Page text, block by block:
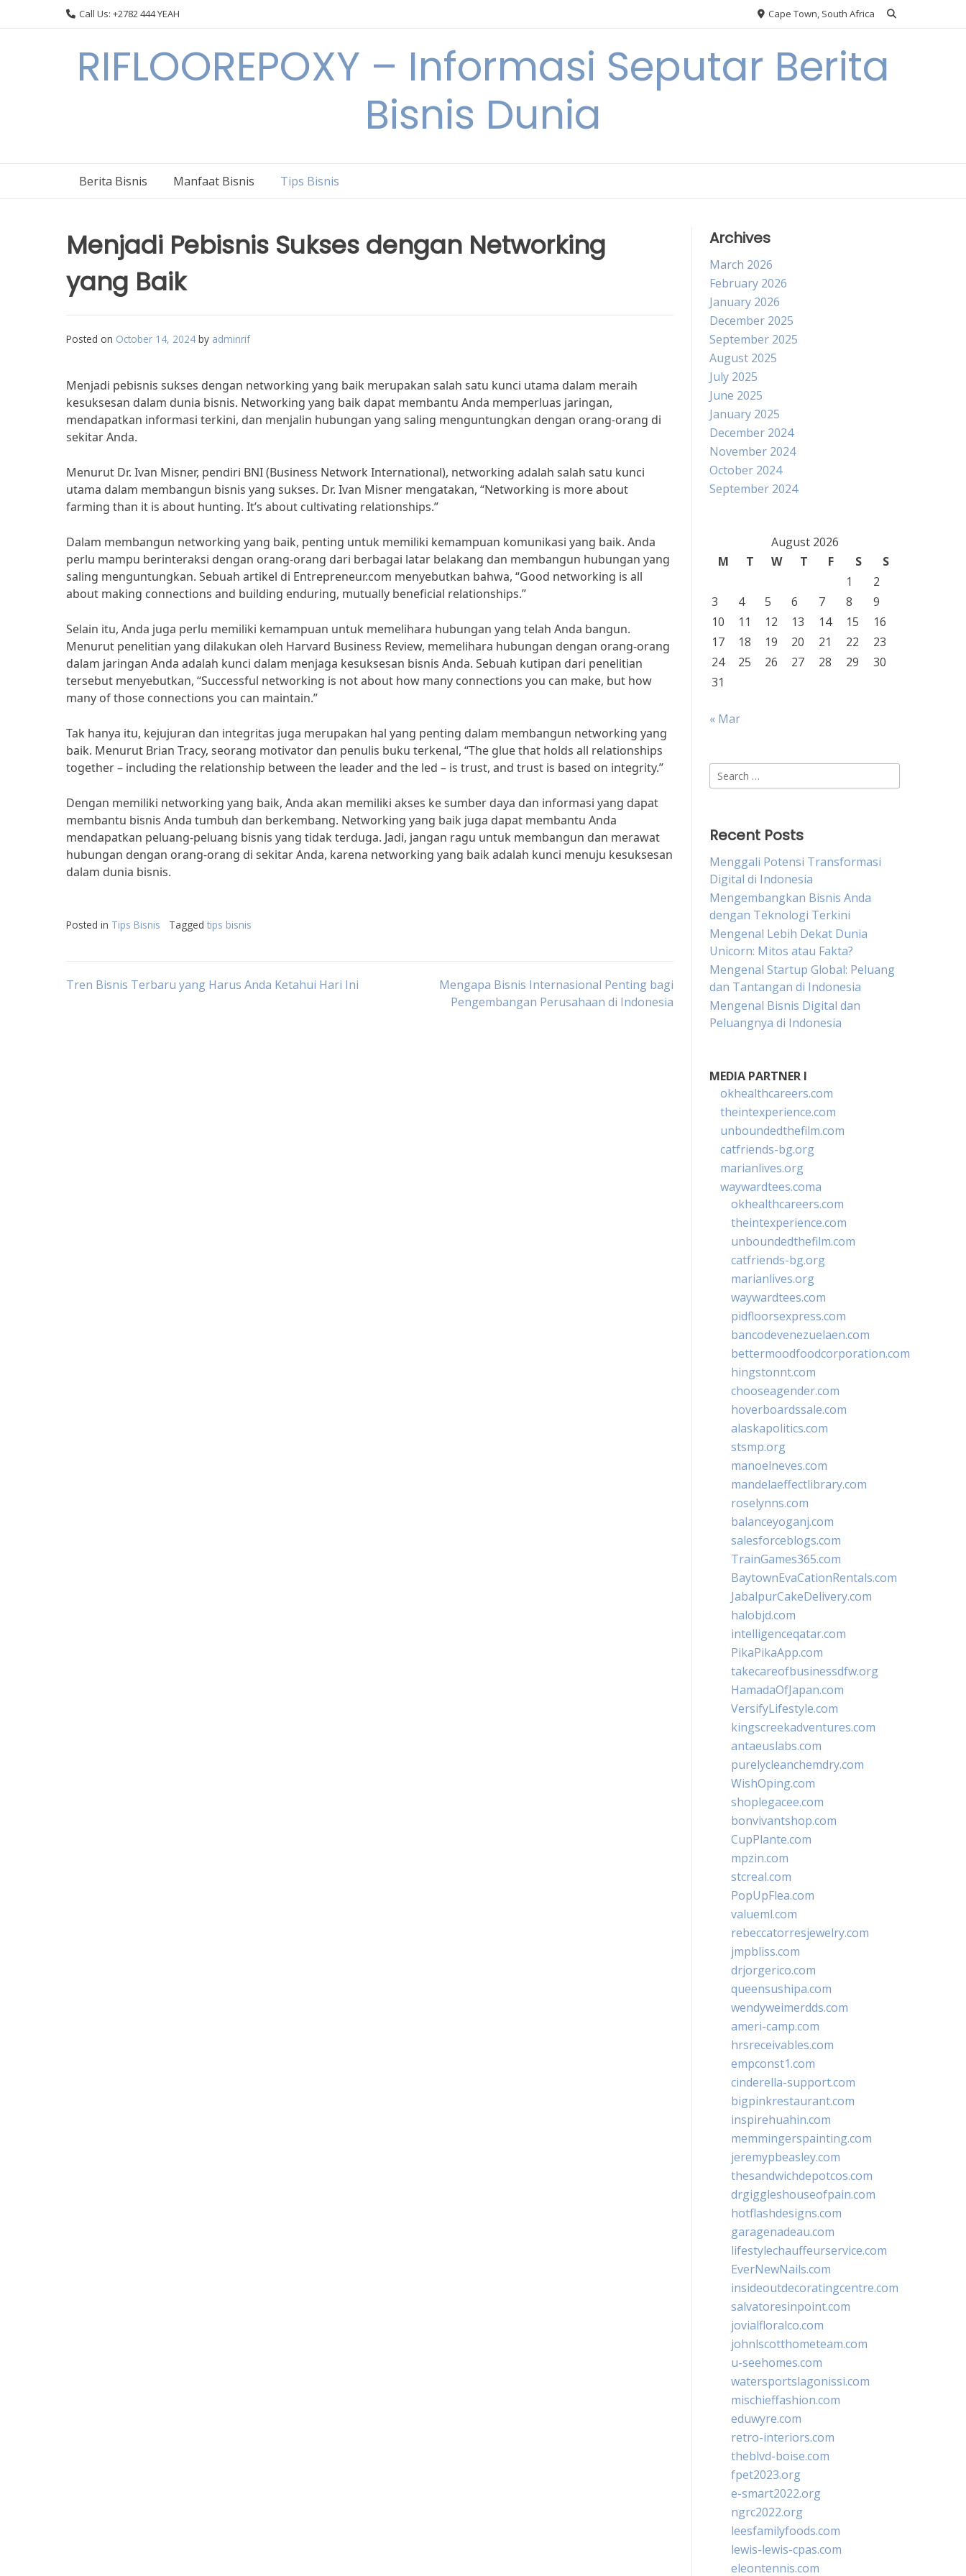
Call Us: +2782 444 YEAH Cape Town, South Africa
RIFLOOREPOXY – Informasi Seputar Berita
Bisnis Dunia
Berita Bisnis Manfaat Bisnis Tips Bisnis
Menjadi Pebisnis Sukses dengan Networking
yang Baik
Posted on October 14, 2024 by adminrif
Menjadi pebisnis sukses dengan networking yang baik merupakan salah satu kunci utama dalam meraih
kesuksesan dalam dunia bisnis. Networking yang baik dapat membantu Anda memperluas jaringan,
mendapatkan informasi terkini, dan menjalin hubungan yang saling menguntungkan dengan orang-orang di
sekitar Anda.
Menurut Dr. Ivan Misner, pendiri BNI (Business Network International), networking adalah salah satu kunci
utama dalam membangun bisnis yang sukses. Dr. Ivan Misner mengatakan, “Networking is more about
farming than it is about hunting. It’s about cultivating relationships.”
Dalam membangun networking yang baik, penting untuk memiliki kemampuan komunikasi yang baik. Anda
perlu mampu berinteraksi dengan orang-orang dari berbagai latar belakang dan membangun hubungan yang
saling menguntungkan. Sebuah artikel di Entrepreneur.com menyebutkan bahwa, “Good networking is all
about making connections and building enduring, mutually beneficial relationships.”
Selain itu, Anda juga perlu memiliki kemampuan untuk memelihara hubungan yang telah Anda bangun.
Menurut penelitian yang dilakukan oleh Harvard Business Review, memelihara hubungan dengan orang-orang
dalam jaringan Anda adalah kunci dalam menjaga kesuksesan bisnis Anda. Sebuah kutipan dari penelitian
tersebut menyebutkan, “Successful networking is not about how many connections you can make, but how
many of those connections you can maintain.”
Tak hanya itu, kejujuran dan integritas juga merupakan hal yang penting dalam membangun networking yang
baik. Menurut Brian Tracy, seorang motivator dan penulis buku terkenal, “The glue that holds all relationships
together – including the relationship between the leader and the led – is trust, and trust is based on integrity.”
Dengan memiliki networking yang baik, Anda akan memiliki akses ke sumber daya dan informasi yang dapat
membantu bisnis Anda tumbuh dan berkembang. Networking yang baik juga dapat membantu Anda
mendapatkan peluang-peluang bisnis yang tidak terduga. Jadi, jangan ragu untuk membangun dan merawat
hubungan dengan orang-orang di sekitar Anda, karena networking yang baik adalah kunci menuju kesuksesan
dalam dunia bisnis.
Posted in Tips Bisnis Tagged tips bisnis
Post
Tren Bisnis Terbaru yang Harus Anda Ketahui Hari Ini
Mengapa Bisnis Internasional Penting bagi
Pengembangan Perusahaan di Indonesia
Archives
March 2026
February 2026
January 2026
December 2025
September 2025
August 2025
July 2025
June 2025
January 2025
December 2024
November 2024
October 2024
September 2024
August 2026
M
T W T F S
S
1
2
3
4 5 6 7 8
9
10
11 12 13 14 15
16
17
18 19 20 21 22
23
24
25 26 27 28 29
30
31
« Mar
Search
for:
Recent Posts
Menggali Potensi Transformasi
Digital di Indonesia
Mengembangkan Bisnis Anda
dengan Teknologi Terkini
Mengenal Lebih Dekat Dunia
Unicorn: Mitos atau Fakta?
Mengenal Startup Global: Peluang
dan Tantangan di Indonesia
Mengenal Bisnis Digital dan
Peluangnya di Indonesia
MEDIA PARTNER I
okhealthcareers.com
theintexperience.com
unboundedthefilm.com
catfriends-bg.org
marianlives.org
waywardtees.coma
okhealthcareers.com
theintexperience.com
unboundedthefilm.com
catfriends-bg.org
marianlives.org
waywardtees.com
pidfloorsexpress.com
bancodevenezuelaen.com
bettermoodfoodcorporation.com
hingstonnt.com
chooseagender.com
hoverboardssale.com
alaskapolitics.com
stsmp.org
manoelneves.com
mandelaeffectlibrary.com
roselynns.com
balanceyoganj.com
salesforceblogs.com
TrainGames365.com
BaytownEvaCationRentals.com
JabalpurCakeDelivery.com
halobjd.com
intelligenceqatar.com
PikaPikaApp.com
takecareofbusinessdfw.org
HamadaOfJapan.com
VersifyLifestyle.com
kingscreekadventures.com
antaeuslabs.com
purelycleanchemdry.com
WishOping.com
shoplegacee.com
bonvivantshop.com
CupPlante.com
mpzin.com
stcreal.com
PopUpFlea.com
valueml.com
rebeccatorresjewelry.com
jmpbliss.com
drjorgerico.com
queensushipa.com
wendyweimerdds.com
ameri-camp.com
hrsreceivables.com
empconst1.com
cinderella-support.com
bigpinkrestaurant.com
inspirehuahin.com
memmingerspainting.com
jeremypbeasley.com
thesandwichdepotcos.com
drgiggleshouseofpain.com
hotflashdesigns.com
garagenadeau.com
lifestylechauffeurservice.com
EverNewNails.com
insideoutdecoratingcentre.com
salvatoresinpoint.com
jovialfloralco.com
johnlscotthometeam.com
u-seehomes.com
watersportslagonissi.com
mischieffashion.com
eduwyre.com
retro-interiors.com
theblvd-boise.com
fpet2023.org
e-smart2022.org
ngrc2022.org
leesfamilyfoods.com
lewis-lewis-cpas.com
eleontennis.com